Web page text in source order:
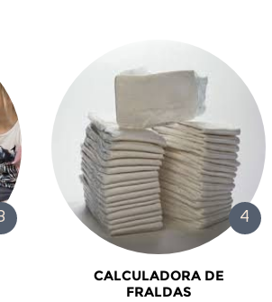
CALCULADORA DE
FRALDAS